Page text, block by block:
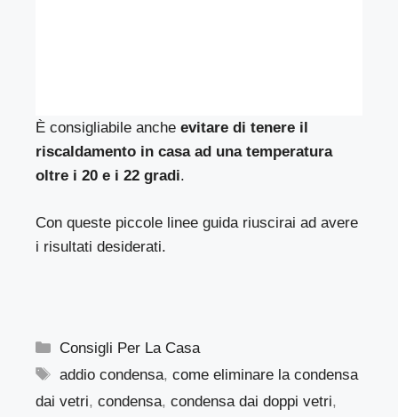
È consigliabile ancheevitare di tenere il
riscaldamento in casa ad una temperatura
oltre i 20 e i 22 gradi.
Con queste piccole linee guida riuscirai ad avere
i risultati desiderati.
Categorie
Consigli Per La Casa
Tag
addio condensa,come eliminare la condensa
dai vetri, condensa, condensa dai doppi vetri,